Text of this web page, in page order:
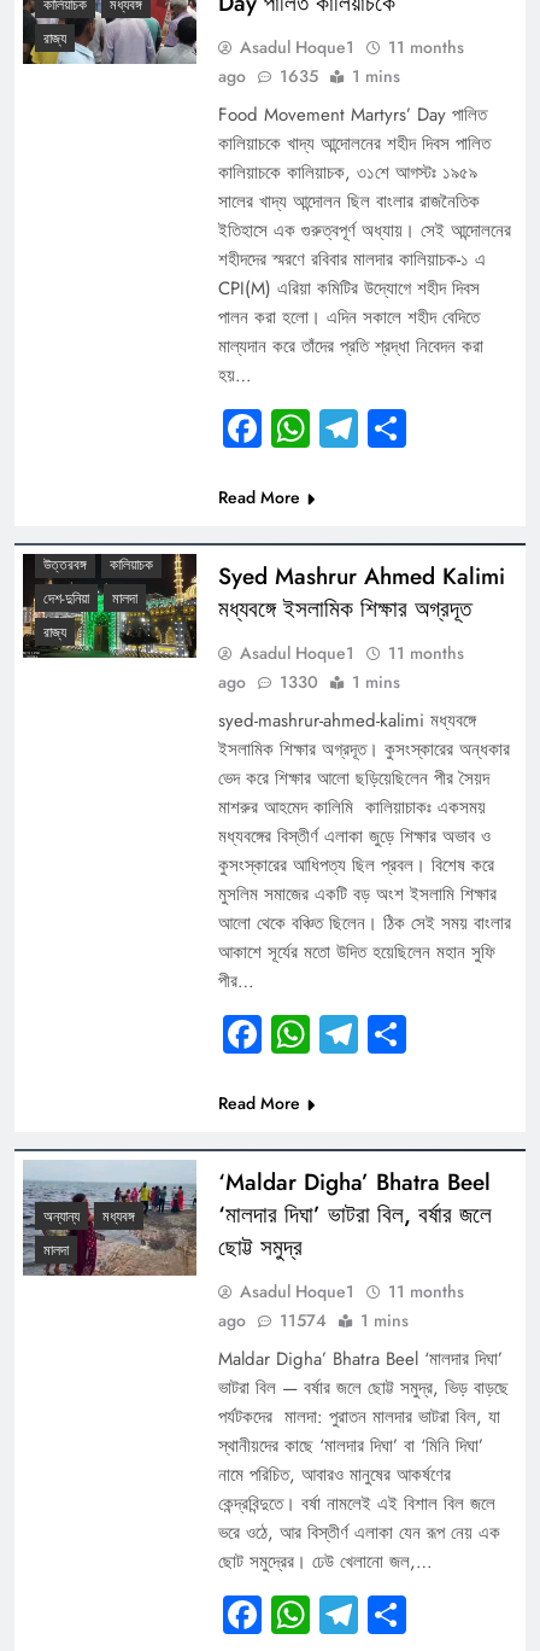
কালিয়াচক
মধ্যবঙ্গ
রাজ্য
Asadul Hoque1
11 months
ago
1635 1 mins
Food Movement Martyrs’ Day পালিত
কালিয়াচকে খাদ্য আন্দোলনের শহীদ দিবস পালিত
কালিয়াচকে কালিয়াচক, ৩১শে আগস্টঃ ১৯৫৯
সালের খাদ্য আন্দোলন ছিল বাংলার রাজনৈতিক
ইতিহাসে এক গুরুত্বপূর্ণ অধ্যায়। সেই আন্দোলনের
শহীদদের স্মরণে রবিবার মালদার কালিয়াচক-১ এ
CPI(M) এরিয়া কমিটির উদ্যোগে শহীদ দিবস
পালন করা হলো। এদিন সকালে শহীদ বেদিতে
মাল্যদান করে তাঁদের প্রতি শ্রদ্ধা নিবেদন করা
হয়…
Facebook
WhatsApp
Telegram
Share
Read More
উত্তরবঙ্গ
কালিয়াচক
দেশ-দুনিয়া
মালদা
রাজ্য
Syed Mashrur Ahmed Kalimi
মধ্যবঙ্গে ইসলামিক শিক্ষার অগ্রদূত
Asadul Hoque1
11 months
ago
1330 1 mins
syed-mashrur-ahmed-kalimi মধ্যবঙ্গে
ইসলামিক শিক্ষার অগ্রদূত। কুসংস্কারের অন্ধকার
ভেদ করে শিক্ষার আলো ছড়িয়েছিলেন পীর সৈয়দ
মাশরুর আহমেদ কালিমি কালিয়াচাকঃ একসময়
মধ্যবঙ্গের বিস্তীর্ণ এলাকা জুড়ে শিক্ষার অভাব ও
কুসংস্কারের আধিপত্য ছিল প্রবল। বিশেষ করে
মুসলিম সমাজের একটি বড় অংশ ইসলামি শিক্ষার
আলো থেকে বঞ্চিত ছিলেন। ঠিক সেই সময় বাংলার
আকাশে সূর্যের মতো উদিত হয়েছিলেন মহান সুফি
পীর…
Facebook
WhatsApp
Telegram
Share
Read More
অন্যান্য
মধ্যবঙ্গ
মালদা
‘Maldar Digha’ Bhatra Beel
‘মালদার দিঘা’ ভাটরা বিল, বর্ষার জলে
ছোট্ট সমুদ্র
Asadul Hoque1
11 months
ago
11574 1 mins
Maldar Digha’ Bhatra Beel ‘মালদার দিঘা’
ভাটরা বিল — বর্ষার জলে ছোট্ট সমুদ্র, ভিড় বাড়ছে
পর্যটকদের মালদা: পুরাতন মালদার ভাটরা বিল, যা
স্থানীয়দের কাছে ‘মালদার দিঘা’ বা ‘মিনি দিঘা’
নামে পরিচিত, আবারও মানুষের আকর্ষণের
কেন্দ্রবিন্দুতে। বর্ষা নামলেই এই বিশাল বিল জলে
ভরে ওঠে, আর বিস্তীর্ণ এলাকা যেন রূপ নেয় এক
ছোট সমুদ্রের। ঢেউ খেলানো জল,…
Facebook
WhatsApp
Telegram
Share